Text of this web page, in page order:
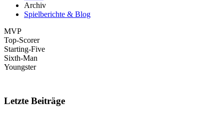
Archiv
Spielberichte & Blog
MVP
Top-Scorer
Starting-Five
Sixth-Man
Youngster
Letzte Beiträge